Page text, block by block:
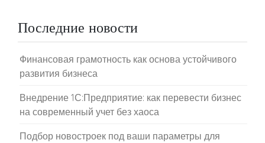
Последние новости
Финансовая грамотность как основа устойчивого
развития бизнеса
Внедрение 1С:Предприятие: как перевести бизнес
на современный учет без хаоса
Подбор новостроек под ваши параметры для